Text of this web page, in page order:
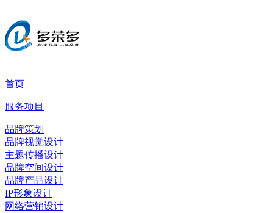
首页
服务项目
品牌策划
品牌视觉设计
主题传播设计
品牌空间设计
品牌产品设计
IP形象设计
网络营销设计